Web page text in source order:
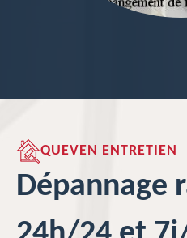
QUEVEN ENTRETIEN
Dépannage